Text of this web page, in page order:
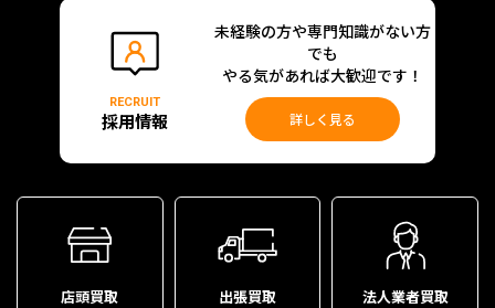
RECRUIT
採用情報
未経験の方や専門知識がない方
でも
やる気があれば大歓迎です！
詳しく見る
店頭買取 出張買取 法人業者買取